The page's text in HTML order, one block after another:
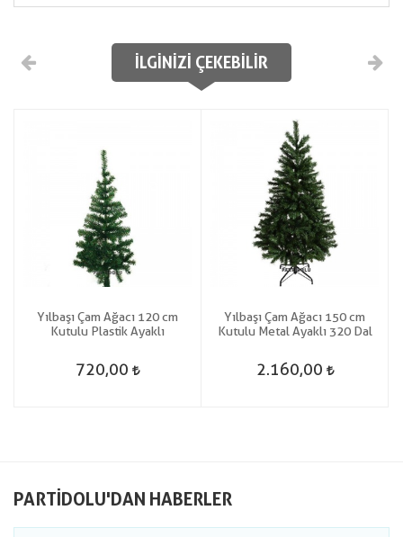
İLGINIZI ÇEKEBILIR
Yılbaşı Çam Ağacı 120 cm
Kutulu Plastik Ayaklı
720,00
Yılbaşı Çam Ağacı 150 cm
Kutulu Metal Ayaklı 320 Dal
2.160,00
PARTIDOLU'DAN HABERLER